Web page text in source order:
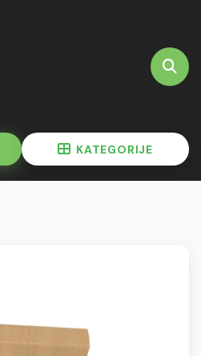
KATEGORIJE